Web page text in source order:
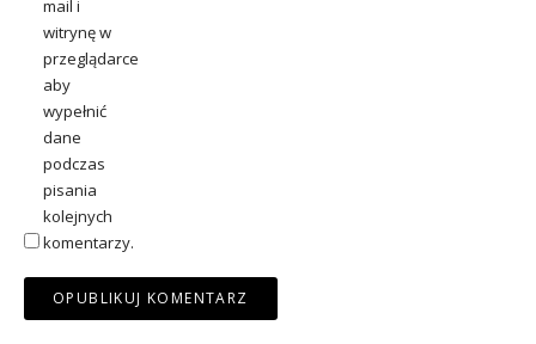
mail i
witrynę w
przeglądarce
aby
wypełnić
dane
podczas
pisania
kolejnych
komentarzy.